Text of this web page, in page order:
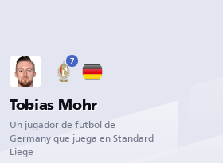
7
Tobias Mohr
Un jugador de fútbol de
Germany que juega en Standard
Liege